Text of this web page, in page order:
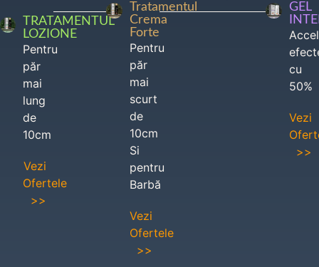
TRATAMENTUL
LOZIONE
Pentru
păr
mai
lung
de
10cm
Vezi
Ofertele
>>
Tratamentul
Crema
Forte
Pentru
păr
mai
scurt
de
10cm
Si
pentru
Barbă
Vezi
Ofertele
>>
GEL
cu
50%
Vezi
>>